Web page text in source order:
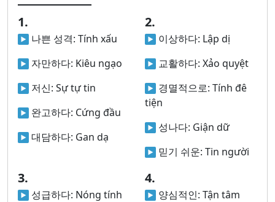
1.
나쁜 성격: Tính xấu
자만하다: Kiêu ngạo
저신: Sự tự tin
완고하다: Cứng đầu
대담하다: Gan dạ
2.
이상하다: Lập dị
교활하다: Xảo quyệt
경멸적으로: Tính đê
tiện
성나다: Giận dữ
믿기 쉬운: Tin người
3.
성급하다: Nóng tính
4.
양심적인: Tận tâm